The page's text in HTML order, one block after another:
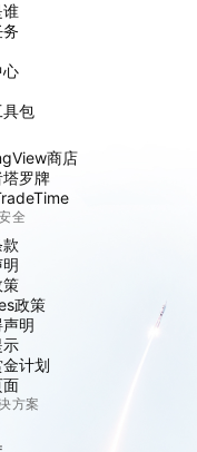
谁
心
包
商店
罗牌
全
策
政策
明
示
计划
面
方案